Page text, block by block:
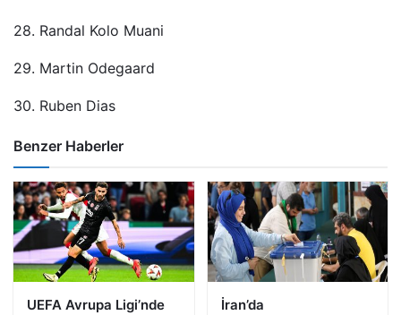
28. Randal Kolo Muani
29. Martin Odegaard
30. Ruben Dias
Benzer Haberler
UEFA Avrupa Ligi’nde
İran’da